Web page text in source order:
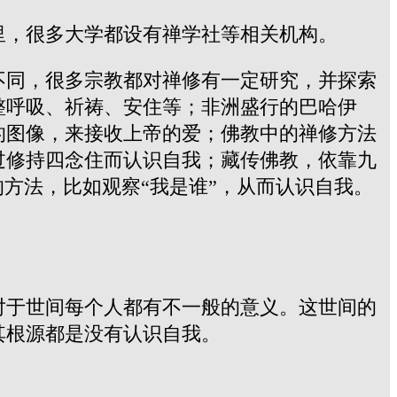
很多大学都设有禅学社等相关机构。
，很多宗教都对禅修有一定研究，并探索
吸、祈祷、安住等；非洲盛行的巴哈伊
像，来接收上帝的爱；佛教中的禅修方法
持四念住而认识自我；藏传佛教，依靠九
法，比如观察“我是谁”，从而认识自我。
世间每个人都有不一般的意义。这世间的
源都是没有认识自我。